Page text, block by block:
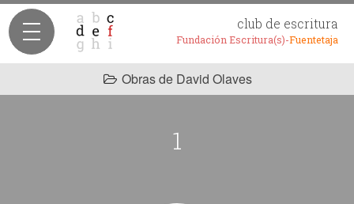
club de escritura
Fundación Escritura(s)-Fuentetaja
Obras de David Olaves
1